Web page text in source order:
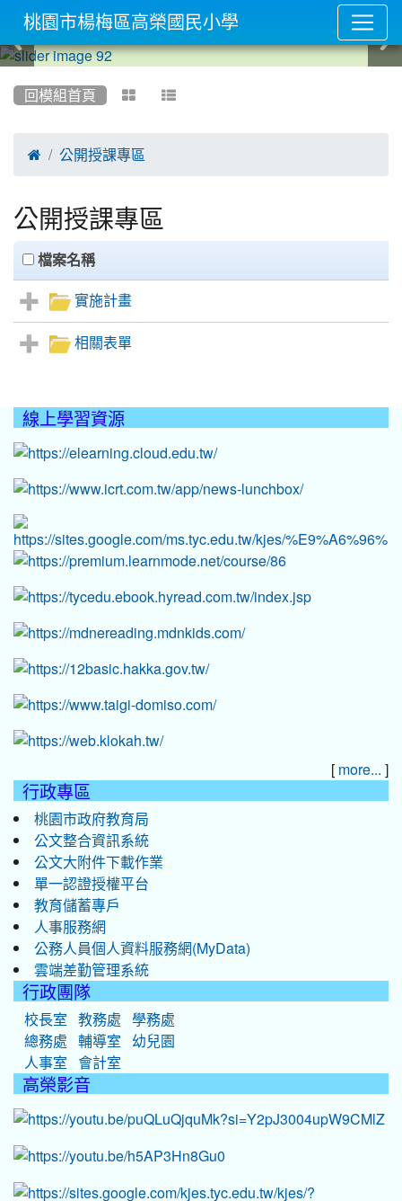
回模組首頁  
 公開授課專區
公開授課專區
clickAll
檔案名稱
實施計畫
相關表單
線上學習資源
[ more... ]
行政專區
桃園市政府教育局
公文整合資訊系統
公文大附件下載作業
單一認證授權平台
教育儲蓄專戶
人事服務網
公務人員個人資料服務網(MyData)
雲端差勤管理系統
行政團隊
校長室 教務處
學務處
總務處
輔導室
幼兒園
人事室
會計室
高榮影音
桃園市楊梅區高榮國民小學